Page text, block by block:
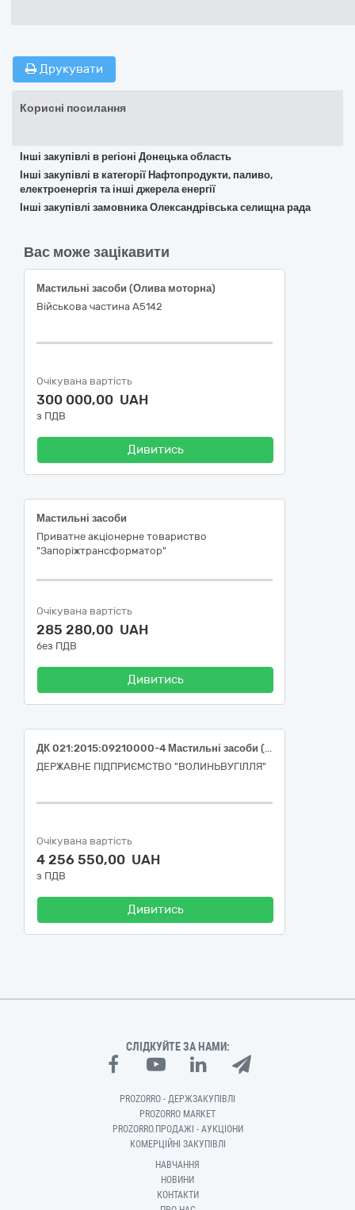
Друкувати
Корисні посилання
Інші закупівлі в регіоні Донецька область
Інші закупівлі в категорії Нафтопродукти, паливо,
електроенергія та інші джерела енергії
Інші закупівлі замовника Олександрівська селищна рада
Вас може зацікавити
Мастильні засоби (Олива моторна)
Військова частина А5142
Очікувана вартість
300 000,00 UAH
з ПДВ
Дивитись
Мастильні засоби
Приватне акціонерне товариство
"Запоріжтрансформатор"
Очікувана вартість
285 280,00 UAH
без ПДВ
Дивитись
ДК 021:2015:09210000-4 Мастильні засоби (оливи, мастила в асортименті)
ДЕРЖАВНЕ ПІДПРИЄМСТВО "ВОЛИНЬВУГІЛЛЯ"
Очікувана вартість
4 256 550,00 UAH
з ПДВ
Дивитись
СЛІДКУЙТЕ ЗА НАМИ:
PROZORRO - ДЕРЖЗАКУПІВЛІ
PROZORRO MARKET
PROZORRO.ПРОДАЖІ - АУКЦІОНИ
КОМЕРЦІЙНІ ЗАКУПІВЛІ
НАВЧАННЯ
НОВИНИ
КОНТАКТИ